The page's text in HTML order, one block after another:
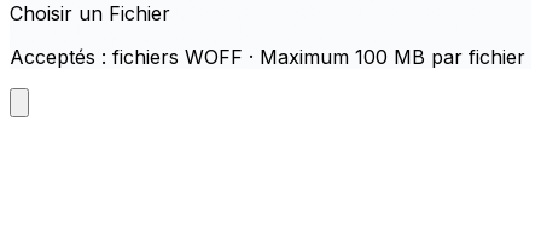
Choisir un Fichier
Acceptés : fichiers WOFF · Maximum 100 MB par fichier